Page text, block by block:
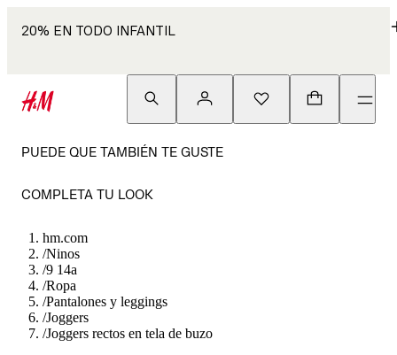
20% EN TODO INFANTIL
PUEDE QUE TAMBIÉN TE GUSTE
COMPLETA TU LOOK
hm.com
/Ninos
/9 14a
/Ropa
/Pantalones y leggings
/Joggers
/Joggers rectos en tela de buzo